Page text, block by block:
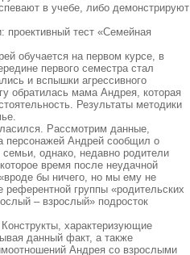
в учебе, либо демонстрируют
тест «Семейная
обучается на первом курсе, в
первого семестра стал
и вспышки агрессивного
обратилась мама Андрея, которая
Результаты методики
Рассмотрим данные,
персонажей Андрей сообщил о
однако, недавно родители
время после неудачной
бы ничего, но мы ему не
группы «родительских
– взрослый» подросток
характеризующие
данный факт, а также
Андрея со взрослыми